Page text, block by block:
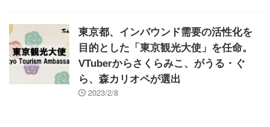
東京都、インバウンド需要の活性化を
目的とした「東京観光大使」を任命。
VTuberからさくらみこ、がうる・ぐ
ら、森カリオペが選出
2023/2/8